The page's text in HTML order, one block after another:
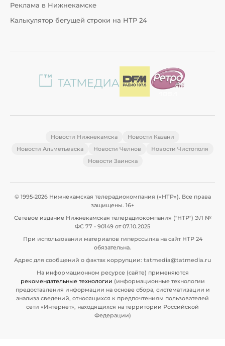
Реклама в Нижнекамске
Калькулятор бегущей строки на НТР 24
Новости Нижнекамска
Новости Казани
Новости Альметьевска
Новости Челнов
Новости Чистополя
Новости Заинска
© 1995-2026 Нижнекамская телерадиокомпания («НТР»). Все права
защищены. 16+
Сетевое издание Нижнекамская телерадиокомпания ("НТР") ЭЛ №
ФС 77 - 90149 от 07.10.2025
При использовании материалов гиперссылка на сайт НТР 24
обязательна.
Адрес для сообщений о фактах коррупции: tatmedia@tatmedia.ru
На информационном ресурсе (сайте) применяются
рекомендательные технологии (информационные технологии
предоставления информации на основе сбора, систематизации и
анализа сведений, относящихся к предпочтениям пользователей
сети «Интернет», находящихся на территории Российской
Федерации)